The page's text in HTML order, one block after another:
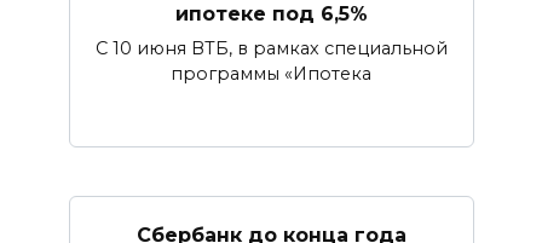
ипотеке под 6,5%
С 10 июня ВТБ, в рамках специальной
программы «Ипотека
Сбербанк​ до конца года